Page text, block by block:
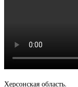
Херсонская область.